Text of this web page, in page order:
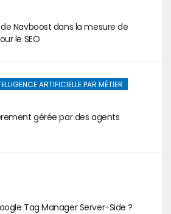
Navboost dans la mesure de
le SEO
ARTIFICIELLE PAR MÉTIER
gérée par des agents
Tag Manager Server-Side ?